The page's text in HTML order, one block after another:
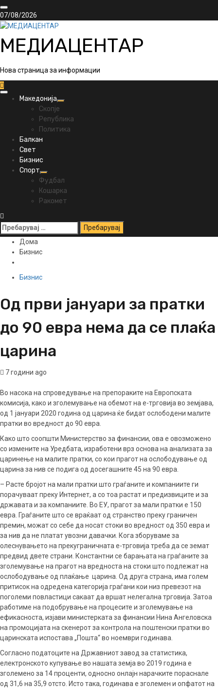
Skip
to
content
07/08/2026
МЕДИАЦЕНТАР
Нова страница за информации
PrimaryМакедонија
Скопје
Република
Политика
Балкан
Свет
Бизнис
Спорт
Фудбал
Кошарка
Ракомет
Пребарувај
за:
Дома
Бизнис
Бизнис
Од први јануари за пратки
до 90 евра нема да се плаќа
царина
7 години ago
Во насока на спроведување на препораките на Европската
комисија, како и зголемување на обемот на е-трговија во земјава,
од 1 јануари 2020 година од царина ќе бидат ослободени малите
пратки во вредност до 90 евра.
Како што соопшти Министерство за финансии, ова е овозможено
со измените на Уредбата, изработени врз основа на анализата за
царинење на малите пратки, со кои прагот на ослободување од
царина за нив се подига од досегашните 45 на 90 евра.
– Расте бројот на мали пратки што граѓаните и компаниите ги
порачуваат преку Интернет, а со тоа растат и предизвиците и за
државата и за компаниите. Во ЕУ, прагот за мали пратки е 150
евра. Граѓаните што се враќаат од странство преку граничен
премин, можат со себе да носат стоки во вредност од 350 евра и
за нив да не платат увозни давачки. Кога зборуваме за
олеснувањето на прекуграничната е-трговија треба да се земат
предвид двете страни. Константни се барањата на граѓаните за
зголемување на прагот на вредноста на стоки што подлежат на
ослободување од плаќање царина. Од друга страна, има голем
притисок на одредена категорија граѓани кои низ превезот на
поголеми повластици сакаат да вршат нелегална трговија. Затоа
работиме на подобрување на процесите и зголемување на
ефикасноста, изјави министерката за финансии Нина Ангеловска
на промоцијата на скенерот за контрола на поштенски пратки во
царинската испостава „Пошта“ во ноември годинава.
Согласно податоците на Државниот завод за статистика,
електронското купување во нашата земја во 2019 година е
зголемено за 14 проценти, односно онлајн нарачките пораснале
од 31,6 на 35,9 отсто. Исто така, годинава е зголемен и опфатот на